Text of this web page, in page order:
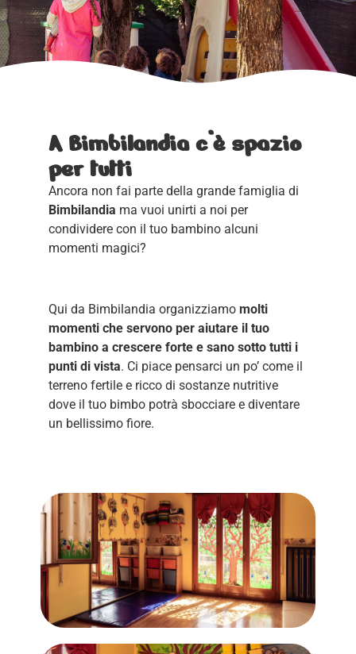
A Bimbilandia c’è spazio
per tutti
Ancora non fai parte della grande famiglia di
Bimbilandia ma vuoi unirti a noi per
condividere con il tuo bambino alcuni
momenti magici?
Qui da Bimbilandia organizziamomolti
momenti che servono per aiutare il tuo
bambino a crescere forte e sano sotto tutti i
punti di vista. Ci piace pensarci un po’ come il
terreno fertile e ricco di sostanze nutritive
dove il tuo bimbo potrà sbocciare e diventare
un bellissimo fiore.